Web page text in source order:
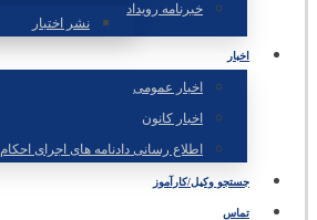
خبرنامه رویداد
نشر اختبار
اخبار
اخبار عمومی
اخبار کانون
اطلاع رسانی دادنامه های اجرای احکام
جستجو وکیل/کارآموز
تماس